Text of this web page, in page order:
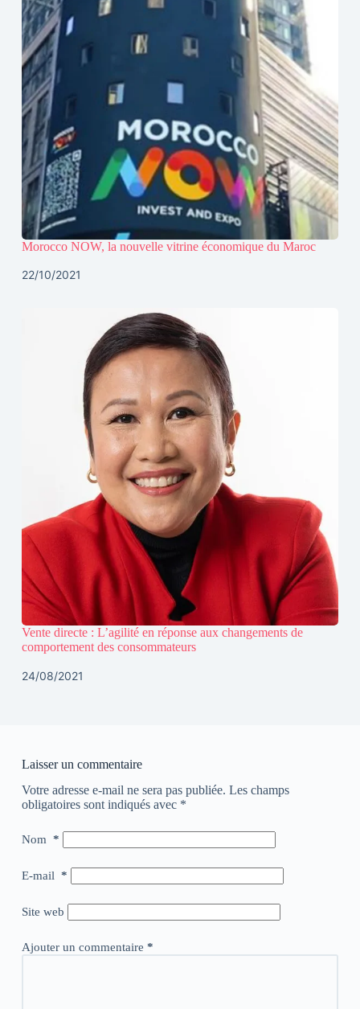
Morocco NOW, la nouvelle vitrine économique du Maroc
22/10/2021
Vente directe : L’agilité en réponse aux changements de
comportement des consommateurs
24/08/2021
Laisser un commentaire
Votre adresse e-mail ne sera pas publiée. Les champs
obligatoires sont indiqués avec *
Nom *
E-mail *
Site web
Ajouter un commentaire *